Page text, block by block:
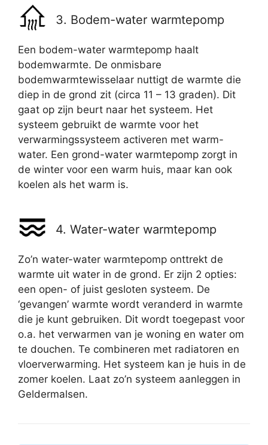
3. Bodem-water warmtepomp
Een bodem-water warmtepomp haalt
bodemwarmte. De onmisbare
bodemwarmtewisselaar nuttigt de warmte die
diep in de grond zit (circa 11 – 13 graden). Dit
gaat op zijn beurt naar het systeem. Het
systeem gebruikt de warmte voor het
verwarmingssysteem activeren met warm-
water. Een grond-water warmtepomp zorgt in
de winter voor een warm huis, maar kan ook
koelen als het warm is.
4. Water-water warmtepomp
Zo’n water-water warmtepomp onttrekt de
warmte uit water in de grond. Er zijn 2 opties:
een open- of juist gesloten systeem. De
‘gevangen’ warmte wordt veranderd in warmte
die je kunt gebruiken. Dit wordt toegepast voor
o.a. het verwarmen van je woning en water om
te douchen. Te combineren met radiatoren en
vloerverwarming. Het systeem kan je huis in de
zomer koelen. Laat zo’n systeem aanleggen in
Geldermalsen.